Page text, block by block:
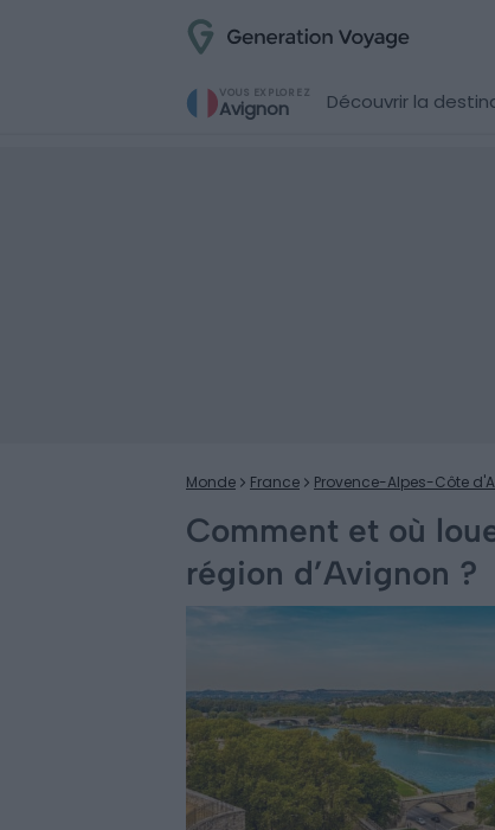
VOUS EXPLOREZ
Avignon Découvrir la
Monde France Provence-Alpes-Côte
Comment et où
région d’Avignon ?